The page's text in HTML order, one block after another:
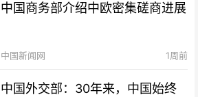
中国商务部介绍中欧密集磋商进展
中国新闻网 1周前
中国外交部：30年来，中国始终